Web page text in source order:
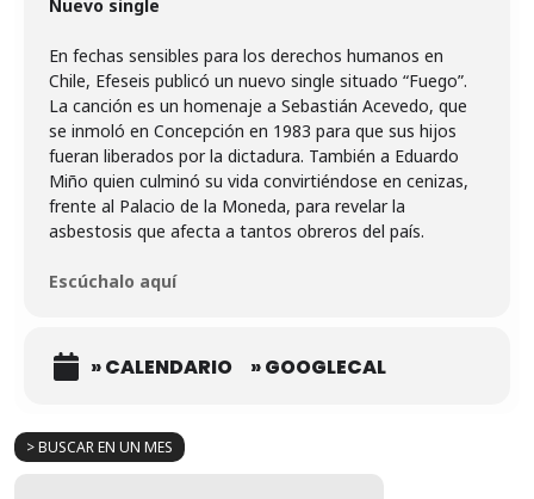
> BUSCAR EN UN MES
Nuevo single
En fechas sensibles para los derechos humanos en
Chile, Efeseis publicó un nuevo single situado “Fuego”.
La canción es un homenaje a Sebastián Acevedo, que
se inmoló en Concepción en 1983 para que sus hijos
fueran liberados por la dictadura. También a Eduardo
Miño quien culminó su vida convirtiéndose en cenizas,
frente al Palacio de la Moneda, para revelar la
asbestosis que afecta a tantos obreros del país.
Escúchalo aquí
» CALENDARIO » GOOGLECAL